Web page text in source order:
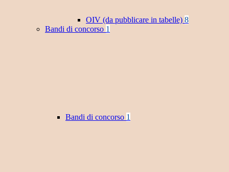
OIV (da pubblicare in tabelle) 8
Bandi di concorso 1
Bandi di concorso 1